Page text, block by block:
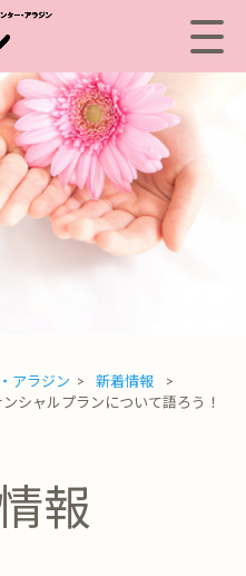
アラジン > 新着情報
>
シャルプランについて語ろう！
報